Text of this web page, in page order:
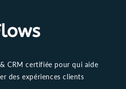
CRM certifiée pour qui aide
des expériences clients